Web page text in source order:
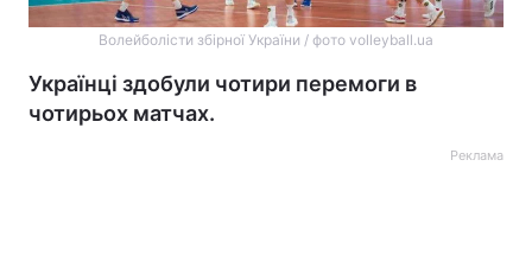
Волейболісти збірної України / фото volleyball.ua
Українці здобули чотири перемоги в
чотирьох матчах.
Реклама